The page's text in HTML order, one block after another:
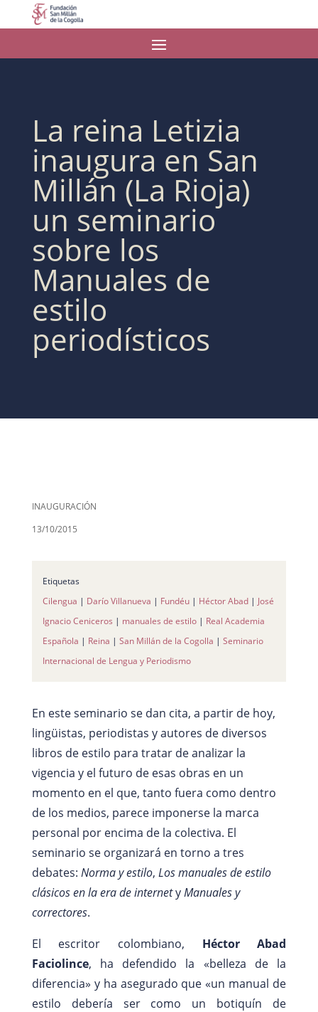
La reina Letizia
inaugura en San
Millán (La Rioja)
un seminario
sobre los
Manuales de
estilo
periodísticos
INAUGURACIÓN
13/10/2015
Etiquetas
Cilengua | Darío Villanueva | Fundéu| Héctor Abad| José
Ignacio Ceniceros | manuales de estilo| Real Academia
Española | Reina | San Millán de la Cogolla | Seminario
Internacional de Lengua y Periodismo
En este seminario se dan cita, a partir de hoy,
lingüistas, periodistas y autores de diversos
libros de estilo para tratar de analizar la
vigencia y el futuro de esas obras en un
momento en el que, tanto fuera como dentro
de los medios, parece imponerse la marca
personal por encima de la colectiva. El
seminario se organizará en torno a tres
debates: Norma y estilo, Los manuales de estilo
clásicos en la era de internetyManuales y
correctores.
El escritor colombiano, Héctor Abad
Faciolince, ha defendido la «belleza de la
diferencia» y ha asegurado que «un manual de
estilo debería ser como un botiquín de